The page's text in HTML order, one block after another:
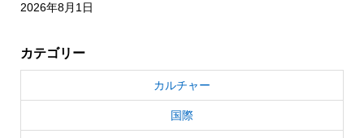
2026年8月1日
カテゴリー
カルチャー
国際